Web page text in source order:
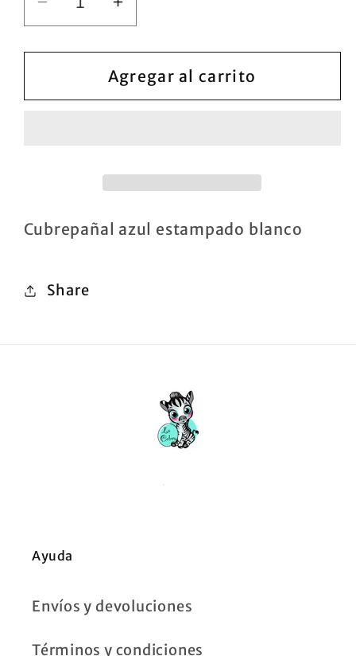
Reducir
cantidad
para
Cubrepañal
azul
Aumentar
cantidad
para
Cubrepañal
azul
Agregar al carrito
Cubrepañal azul estampado blanco
Share
Ayuda
Envíos y devoluciones
Términos y condiciones